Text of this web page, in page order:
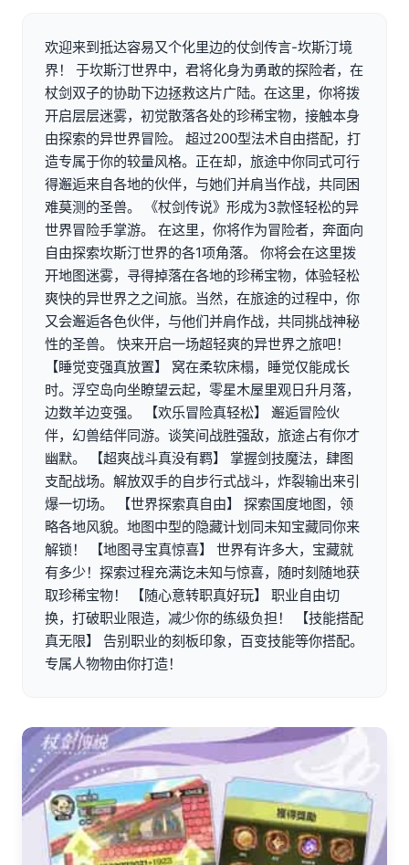
欢迎来到抵达容易又个化里边的仗剑传言-坎斯汀境
界！ 于坎斯汀世界中，君将化身为勇敢的探险者，在
杖剑双子的协助下边拯救这片广陆。在这里，你将拨
开启层层迷雾，初觉散落各处的珍稀宝物，接触本身
由探索的异世界冒险。 超过200型法术自由搭配，打
造专属于你的较量风格。正在却，旅途中你同式可行
得邂逅来自各地的伙伴，与她们并肩当作战，共同困
难莫测的圣兽。 《杖剑传说》形成为3款怪轻松的异
世界冒险手掌游。 在这里，你将作为冒险者，奔面向
自由探索坎斯汀世界的各1项角落。 你将会在这里拨
开地图迷雾，寻得掉落在各地的珍稀宝物，体验轻松
爽快的异世界之之间旅。当然，在旅途的过程中，你
又会邂逅各色伙伴，与他们并肩作战，共同挑战神秘
性的圣兽。 快来开启一场超轻爽的异世界之旅吧！
【睡觉变强真放置】 窝在柔软床榻，睡觉仅能成长
时。浮空岛向坐瞭望云起，零星木屋里观日升月落，
边数羊边变强。 【欢乐冒险真轻松】 邂逅冒险伙
伴，幻兽结伴同游。谈笑间战胜强敌，旅途占有你才
幽默。 【超爽战斗真没有羁】 掌握剑技魔法，肆图
支配战场。解放双手的自步行式战斗，炸裂输出来引
爆一切场。 【世界探索真自由】 探索国度地图，领
略各地风貌。地图中型的隐藏计划同未知宝藏同你来
解锁！ 【地图寻宝真惊喜】 世界有许多大，宝藏就
有多少！探索过程充满讫未知与惊喜，随时刻随地获
取珍稀宝物！ 【随心意转职真好玩】 职业自由切
换，打破职业限造，减少你的练级负担！ 【技能搭配
真无限】 告别职业的刻板印象，百变技能等你搭配。
专属人物物由你打造！